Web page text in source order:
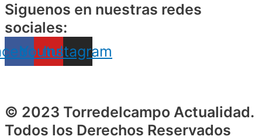
Siguenos en nuestras redes
sociales:
Youtube
Instagram
© 2023 Torredelcampo Actualidad.
Todos los Derechos Reservados